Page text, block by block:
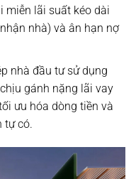
miễn lãi suấtkéo dài
nhà) và ân hạn nợ
nhà đầu tư sử dụng
gánh nặng lãi vay
ưu hóa dòng tiền và
tự có.